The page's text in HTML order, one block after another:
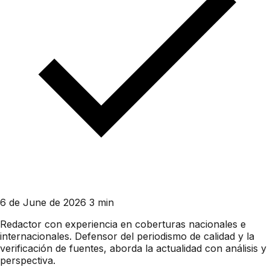
6 de June de 2026 3 min
Redactor con experiencia en coberturas nacionales e
internacionales. Defensor del periodismo de calidad y la
verificación de fuentes, aborda la actualidad con análisis y
perspectiva.